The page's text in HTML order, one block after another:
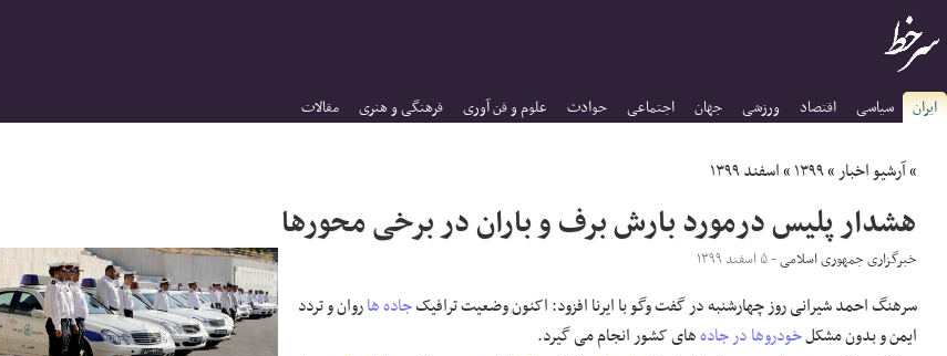
ایران سیاسی اقتصاد ورزشی جهان اجتماعی حوادث علوم و فن آوری فرهنگی و هنری مقالات
»آرشیو اخبار»۱۳۹۹»اسفند ۱۳۹۹
هشدار پلیس درمورد بارش برف و باران در برخی محورها
خبرگزاری جمهوری اسلامی- ۵ اسفند ۱۳۹۹
سرهنگ احمد شیرانی روز چهارشنبه در گفت وگو با ایرنا افزود: اکنون وضعیت ترافیکجاده هاروان و تردد
ایمن و بدون مشکلخودروهادر جادههای کشور انجام می گیرد.